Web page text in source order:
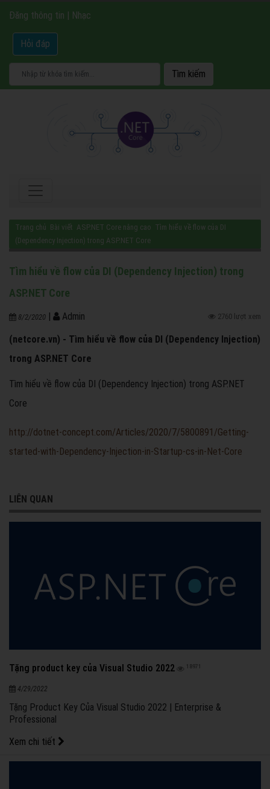
Đăng thông tin | Nhạc
Hỏi đáp
Trang chủ Bài viết ASP.NET Core nâng cao Tìm hiểu về flow của DI
(Dependency Injection) trong ASP.NET Core
Tìm hiểu về flow của DI (Dependency Injection) trong
ASP.NET Core
8/2/2020 | Admin 2760 lượt xem
(netcore.vn) - Tìm hiểu về flow của DI (Dependency Injection)
trong ASP.NET Core
Tìm hiểu về flow của DI (Dependency Injection) trong ASP.NET
Core
http://dotnet-concept.com/Articles/2020/7/5800891/Getting-
started-with-Dependency-Injection-in-Startup-cs-in-Net-Core
LIÊN QUAN
Tặng product key của Visual Studio 2022 18971
4/29/2022
Tặng Product Key Của Visual Studio 2022 | Enterprise &
Professional
Xem chi tiết